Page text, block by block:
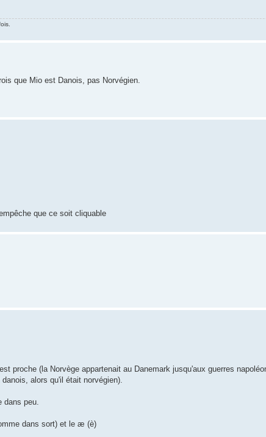
que Mio est Danois, pas Norvégien.
que ce soit cliquable
proche (la Norvège appartenait au Danemark jusqu'aux guerres
alors qu'il était norvégien).
dans peu.
dans sort) et le æ (è)